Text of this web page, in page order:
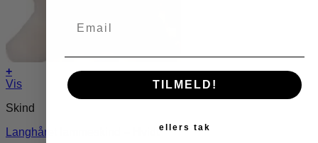
+
Vis
Skind
Langhåret lammeskind – Hvidt
TILMELD!
ellers tak